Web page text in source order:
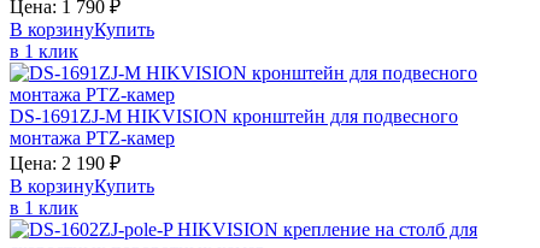
Цена: 1 790 ₽
В корзинуКупить
в 1 клик
DS-1691ZJ-M HIKVISION кронштейн для подвесного
монтажа PTZ-камер
Цена: 2 190 ₽
В корзинуКупить
в 1 клик